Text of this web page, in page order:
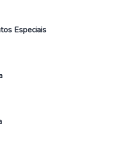
Especiais